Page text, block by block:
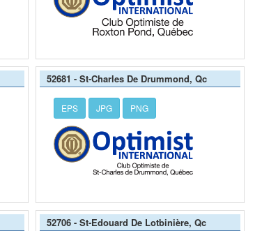
52681 - St-Charles De Drummond, Qc
EPS JPG PNG
52706 - St-Edouard De Lotbinière, Qc